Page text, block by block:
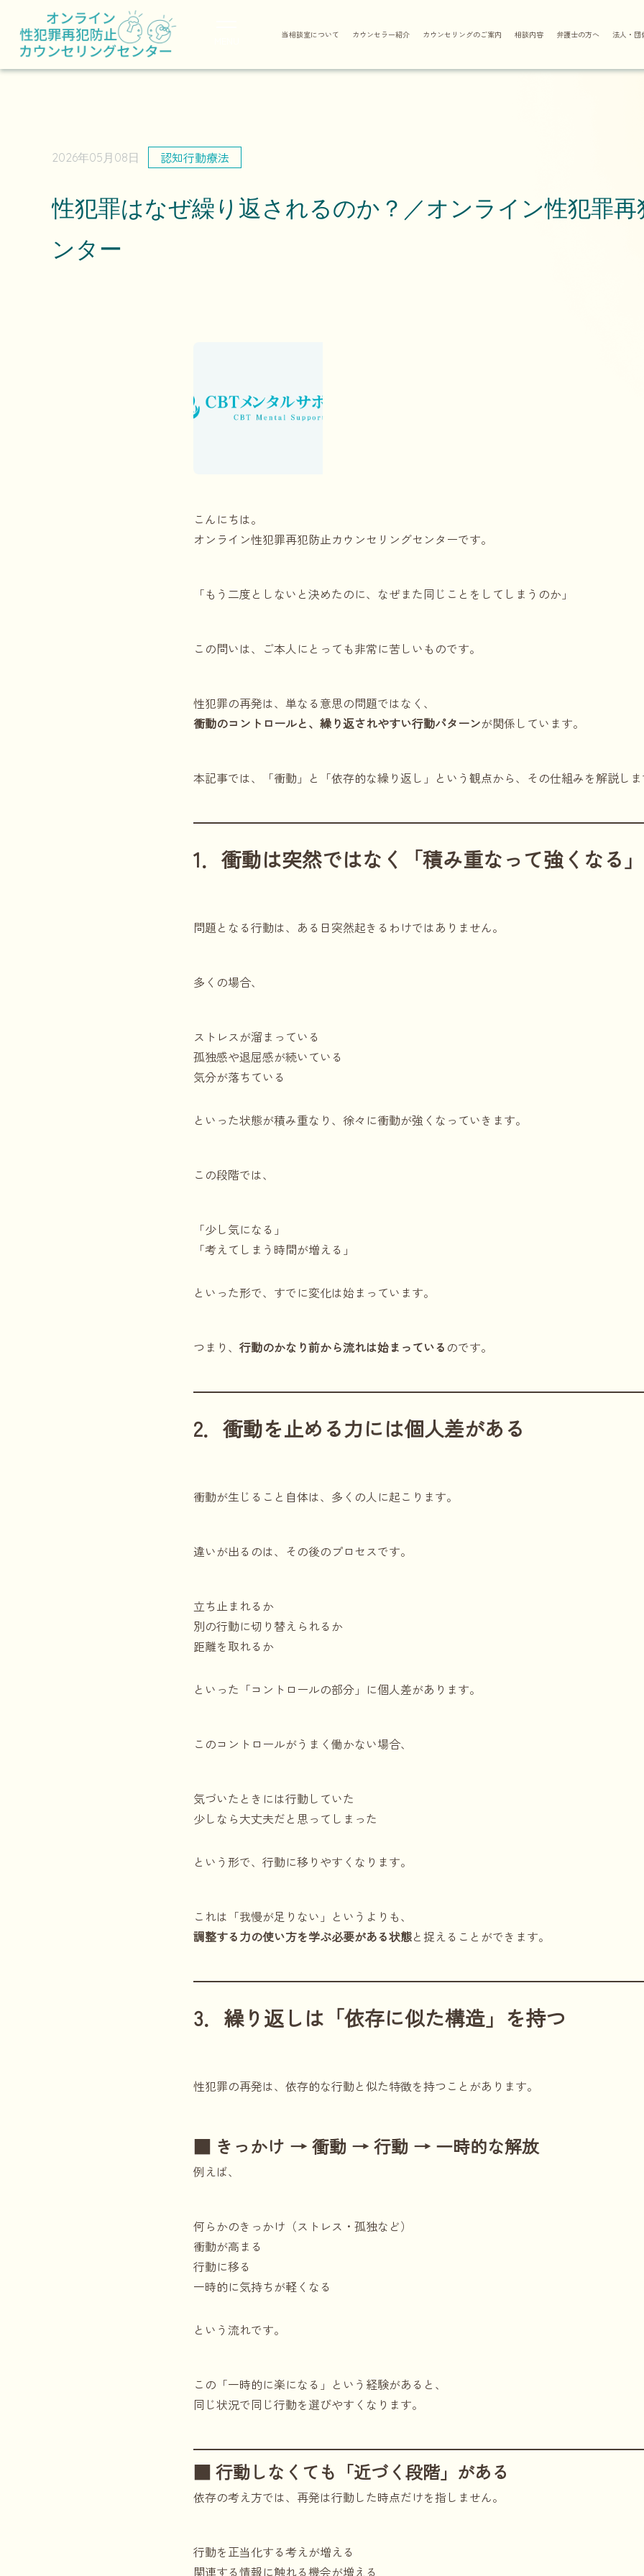
当相談室について カウンセラー紹介 カウンセリングのご案内 相談内容 弁護士の方へ 法人・団
2026年05月08日 認知行動療法
性犯罪はなぜ繰り返されるのか？／オンライン性犯罪
ンター
こんにちは。
オンライン性犯罪再犯防止カウンセリングセンターです。
「もう二度としないと決めたのに、なぜまた同じことをしてしまうのか」
この問いは、ご本人にとっても非常に苦しいものです。
性犯罪の再発は、単なる意思の問題ではなく、
衝動のコントロールと、繰り返されやすい行動パターンが関係しています。
本記事では、「衝動」と「依存的な繰り返し」という観点から、その仕組みを解説し
1．衝動は突然ではなく「積み重なって強くなる」
問題となる行動は、ある日突然起きるわけではありません。
多くの場合、
ストレスが溜まっている
孤独感や退屈感が続いている
気分が落ちている
といった状態が積み重なり、徐々に衝動が強くなっていきます。
この段階では、
「少し気になる」
「考えてしまう時間が増える」
といった形で、すでに変化は始まっています。
つまり、 行動のかなり前から流れは始まっている のです。
2．衝動を止める力には個人差がある
衝動が生じること自体は、多くの人に起こります。
違いが出るのは、その後のプロセスです。
立ち止まれるか
別の行動に切り替えられるか
距離を取れるか
といった「コントロールの部分」に個人差があります。
このコントロールがうまく働かない場合、
気づいたときには行動していた
少しなら大丈夫だと思ってしまった
という形で、行動に移りやすくなります。
これは「我慢が足りない」というよりも、
調整する力の使い方を学ぶ必要がある状態と捉えることができます。
3．繰り返しは「依存に似た構造」を持つ
性犯罪の再発は、依存的な行動と似た特徴を持つことがあります。
■ きっかけ → 衝動 → 行動 → 一時的な解放
例えば、
何らかのきっかけ（ストレス・孤独など）
衝動が高まる
行動に移る
一時的に気持ちが軽くなる
という流れです。
この「一時的に楽になる」という経験があると、
同じ状況で同じ行動を選びやすくなります。
■ 行動しなくても「近づく段階」がある
依存の考え方では、再発は行動した時点だけを指しません。
行動を正当化する考えが増える
関連する情報に触れる機会が増える